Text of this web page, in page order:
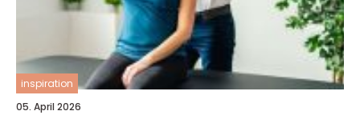
inspiration
05. April 2026